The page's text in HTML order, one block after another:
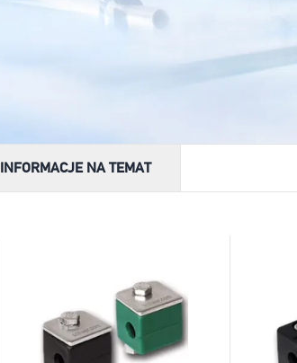
INFORMACJE NA TEMAT